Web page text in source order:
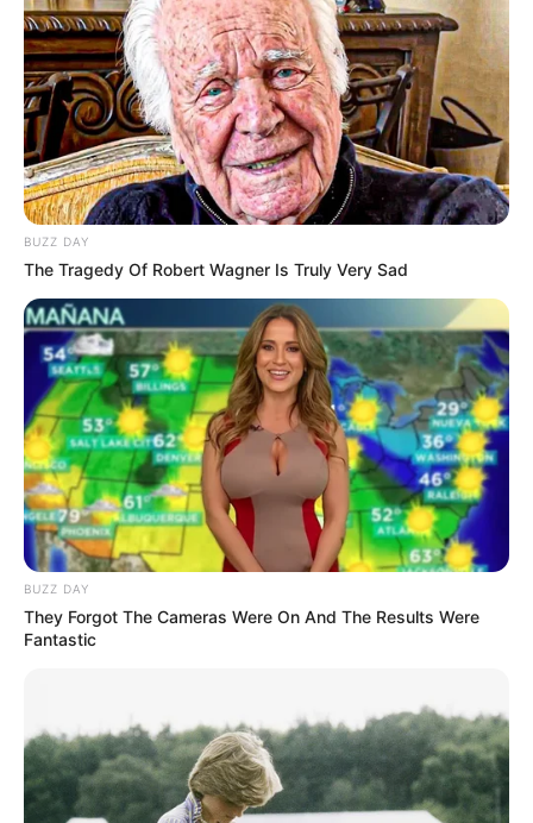
BUZZ DAY
The Tragedy Of Robert Wagner Is Truly Very Sad
BUZZ DAY
They Forgot The Cameras Were On And The Results Were
Fantastic